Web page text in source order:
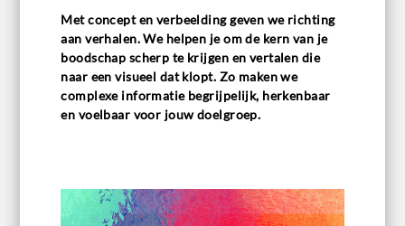
Met concept en verbeelding geven we richting
aan verhalen. We helpen je om de kern van je
boodschap scherp te krijgen en vertalen die
naar een visueel dat klopt. Zo maken we
complexe informatie begrijpelijk, herkenbaar
en voelbaar voor jouw doelgroep.